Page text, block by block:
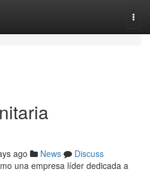
ago News
Discuss
una empresa líder dedicada a